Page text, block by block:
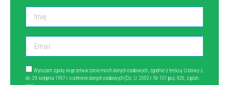
Wyrażam zgodę na przetwarzanie moich danych osobowych, zgodnie z treścią Ustawy z
dn. 29 sierpnia 1997 r. o ochronie danych osobowych (Dz. U. 2002 r. Nr 101 poz. 926, z późn.